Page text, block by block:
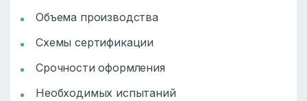
Объема производства
Схемы сертификации
Срочности оформления
Необходимых испытаний